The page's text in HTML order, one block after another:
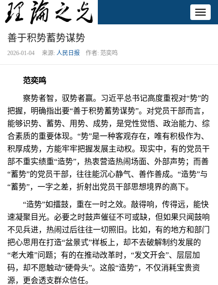
善于积势蓄势谋势
2026-01-04 来源: 人民日报 作者: 范奕鸣
范奕鸣
察势者智，驭势者赢。习近平总书记高度重视对“势”的
把握，明确指出要“善于积势蓄势谋势”。对党员干部而言，
能够识势、蓄势、用势、成势，是党性觉悟、政治能力、综
合素质的重要体现。“势”是一种客观存在，唯有积极作为、
积厚成势，方能牢牢把握发展主动权。现实中，有的党员干
部不重实绩重“造势”，热衷营造热闹场面、外部声势；而善
“蓄势”的党员干部，往往能沉心静气、善作善成。“造势”与
“蓄势”，一字之差，折射出党员干部思想境界的高下。
“造势”如擂鼓，重在一时之效。敲得响，传得远，能快
速凝聚目光。必要之时鼓声催征不可或缺，但如果只闻鼓响
不见兵进，热闹过后往往一切照旧。比如，有的地方和部门
把心思用在打造“盆景式”样板上，却不去破解制约发展的
“老大难”问题；有的在推动改革时，“发文开会”、层层加
码，却不愿触动“硬骨头”。这般“造势”，不仅消耗宝贵资
源，更会透支群众信任。